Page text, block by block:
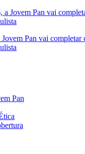
Pan vai completar
Pan